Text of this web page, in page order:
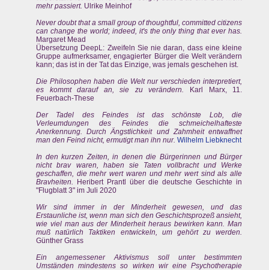
mehr passiert. Ulrike Meinhof
Never doubt that a small group of thoughtful, committed citizens
can change the world; indeed, it's the only thing that ever has.
Margaret Mead
Übersetzung DeepL: Zweifeln Sie nie daran, dass eine kleine
Gruppe aufmerksamer, engagierter Bürger die Welt verändern
kann; das ist in der Tat das Einzige, was jemals geschehen ist.
Die Philosophen haben die Welt nur verschieden interpretiert,
es kommt darauf an, sie zu verändern.
Karl Marx, 11.
Feuerbach-These
Der Tadel des Feindes ist das schönste Lob, die
Verleumdungen des Feindes die schmeichelhafteste
Anerkennung. Durch Ängstlichkeit und Zahmheit entwaffnet
man den Feind nicht, ermutigt man ihn nur. Wilhelm Liebknecht
In den kurzen Zeiten, in denen die Bürgerinnen und Bürger
nicht brav waren, haben sie Taten vollbracht und Werke
geschaffen, die mehr wert waren und mehr wert sind als alle
Bravheiten. Heribert Prantl über die deutsche Geschichte in
"Flugblatt 3" im Juli 2020
Wir sind immer in der Minderheit gewesen, und das
Erstaunliche ist, wenn man sich den Geschichtsprozeß ansieht,
wie viel man aus der Minderheit heraus bewirken kann. Man
muß natürlich Taktiken entwickeln, um gehört zu werden.
Günther Grass
Ein angemessener Aktivismus soll unter bestimmten
Umständen mindestens so wirken wir eine Psychotherapie